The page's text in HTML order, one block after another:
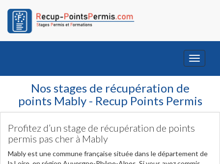
Toggle
Nos stages de récupération de
points Mably - Recup Points Permis
Profitez d’un stage de récupération de points
permis pas cher à Mably
Mably est une commune française située dans le département de